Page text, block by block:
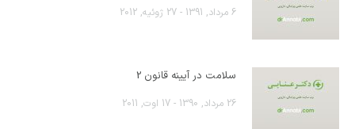
6 مرداد, 1391 - 27 ژوئیه, 2012
سلامت در آیینه قانون 2
26 مرداد, 1390 - 17 اوت, 2011